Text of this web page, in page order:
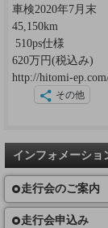
車検2020年7月末
45,150km
510ps仕様
620万円(税込み)
http://hitomi-
その他
インフォメーショ
走行会のご案内
走行会申込み